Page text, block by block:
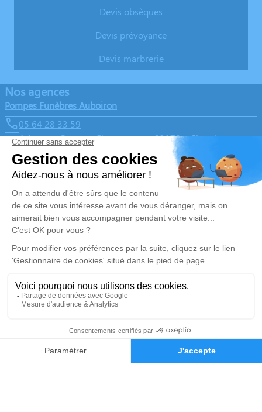
Demande de devis
Devis obsèques
Devis prévoyance
Devis marbrerie
Nos agences
Pompes Funèbres Auboiron
05 64 28 33 59
4 Avenue Georges Clemenceau – 23170 – Chambon-sur-
Voueize
Pompes Funèbres Auboiron
05 64 28 33 59
pf.auboiron@gmail.com
67 Avenue de la République – 23110 – Évaux-les-Bains
4.9/5 – 50 avis
Nos Services
Organiser des Obsèques
Monuments funéraires
Services aux familles
Liens utiles
Avis de décès
Demande de rendez-vous en
Politique de traitement des données personnelles
Politique d’utilisation des cookies